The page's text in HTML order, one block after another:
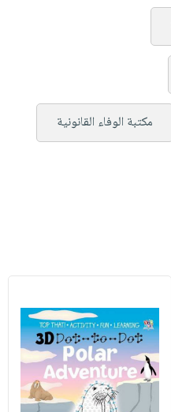
مكتبة الوفاء القانونية